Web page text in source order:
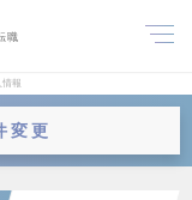
職
報
変更